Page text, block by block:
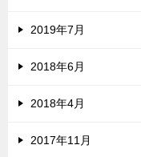
2019年7月
2018年6月
2018年4月
2017年11月